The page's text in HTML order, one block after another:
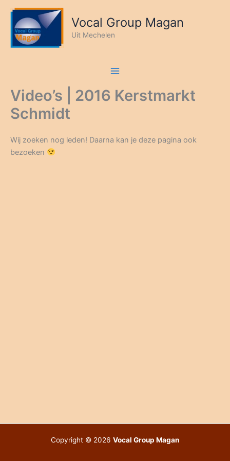
inhoud
Vocal Group Magan
Uit Mechelen
Video’s | 2016 Kerstmarkt
Schmidt
Wij zoeken nog leden! Daarna kan je deze pagina ook
bezoeken
Copyright © 2026 Vocal Group Magan